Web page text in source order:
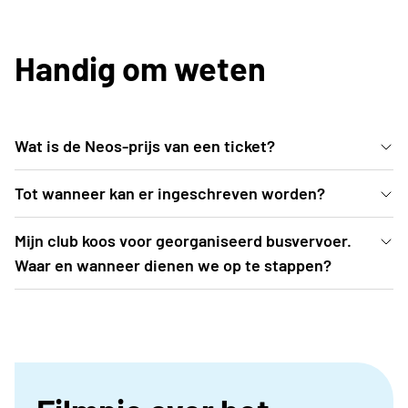
Handig om weten
Wat is de Neos-prijs van een ticket?
De voordelige Neos-prijs bedraagt 40 EUR (ipv 46
EUR). Neos palmt tribune 3 in met centraal zicht op
de atletiekprestaties én het hoofdpodium waar o.a.
het optreden Helmut Lotti plaatsvindt
Tot wanneer kan er ingeschreven worden?
Inschrijven kan uiterlijk t.e.m. vrijdag 12 juni 2026 of
tot zolang de voorraad strekt.
Mijn club koos voor georganiseerd busvervoer.
Waar en wanneer dienen we op te stappen?
voor aanvang van het evenement (= midden